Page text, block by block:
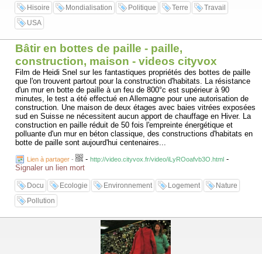
Hisoire
Mondialisation Politique Terre
Travail
USA
Bâtir en bottes de paille - paille,
construction, maison - videos cityvox
Film de Heidi Snel sur les fantastiques propriétés des bottes de paille
que l'on trouvent partout pour la construction d'habitats. La résistance
d'un mur en botte de paille à un feu de 800°c est supérieur à 90
minutes, le test a été effectué en Allemagne pour une autorisation de
construction. Une maison de deux étages avec baies vitrées exposées
sud en Suisse ne nécessitent aucun apport de chauffage en Hiver. La
construction en paille réduit de 50 fois l'empreinte énergétique et
polluante d'un mur en béton classique, des constructions d'habitats en
botte de paille sont aujourd'hui centenaires...
Lien à partager - - http://video.cityvox.fr/video/iLyROoafvb3O.html -
Signaler un lien mort
Docu Ecologie Environnement Logement
Nature
Pollution